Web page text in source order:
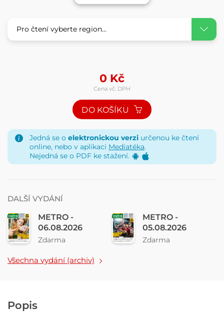
Pro čtení vyberte region...
0 Kč
Cena vč. DPH
DO KOŠÍKU
Jedná se o elektronickou verzi určenou ke čtení
online, nebo v aplikaci Mediatéka.
Nejedná se o PDF ke stažení.
DALŠÍ VYDÁNÍ
METRO -
06.08.2026
Zdarma
METRO -
05.08.2026
Zdarma
Všechna vydání (archiv)
Popis